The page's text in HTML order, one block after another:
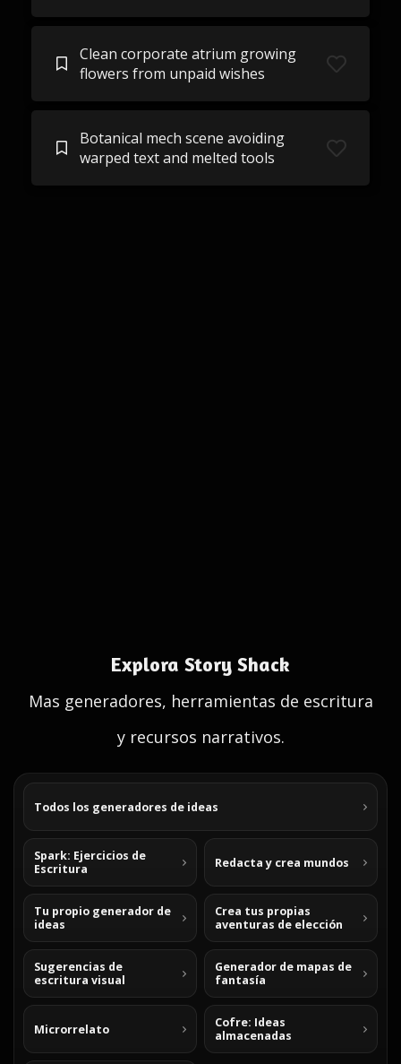
Clean corporate atrium growing
flowers from unpaid wishes
Botanical mech scene avoiding
warped text and melted tools
Explora Story Shack
Mas generadores, herramientas de escritura
y recursos narrativos.
Todos los generadores de ideas
Spark: Ejercicios de
Escritura
Redacta y crea mundos
Tu propio generador de
ideas
Crea tus propias
aventuras de elección
Sugerencias de
escritura visual
Generador de mapas de
fantasía
Microrrelato
Cofre: Ideas
almacenadas